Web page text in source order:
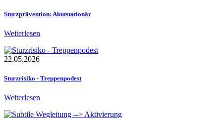
Sturzprävention: Akutstationär
Weiterlesen
22.05.2026
Sturzrisiko - Treppenpodest
Weiterlesen